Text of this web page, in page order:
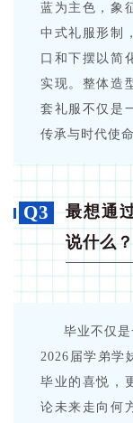
蓝为主色，象
中式礼服形制
口和下摆以简
实现。整体造
套礼服不仅是
传承与时代使
Q3
最想通
说什么？
毕业不仅
2026届学弟学
毕业的喜悦，
论未来走向何